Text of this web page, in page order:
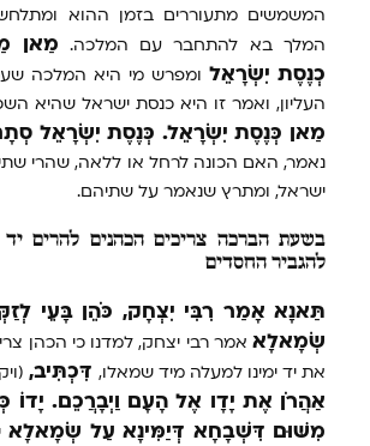
המשמשים מתעוררים בזמן ההוא
המלך בא להתחבר עם המלכה. מַאן
כְנֶסֶת יִשְׂרָאֵל ומפרש מי היא המלכה
העליון, ואמר זו היא כנסת ישראל שהיא
מַאן כְּנֶסֶת יִשְׂרָאֵל. כְּנֶסֶת יִשְׂרָאֵל
נאמר, האם הכונה לרחל או ללאה, שהרי
ישראל, ומתרץ שנאמר על שתיהם.
בשעת הברכה צריכים הכהנים להרים
להגביר החסדים
תַּאנָא אָמַר רִבִּי יִצְחָק, כֹּהֵן בָּעֵי
שְׂמָאלָא אמר רבי יצחק, למדנו כי הכהן
את יד ימינו למעלה מיד שמאלו, דִּכְתִּיב,
אַהֲרֹן אֶת יָדָו אֶל הָעָם וַיְבָרֲכֵם. יָדוֹ
מִשּׁוּם דִּשְׁבָחָא דְּיַמִּינָא עַל שְׂמָאלָא